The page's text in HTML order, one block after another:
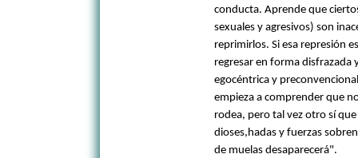
conducta. Aprende que
sexuales y agresivos) son
reprimirlos. Si esa represión
regresar en forma disfrazada
egocéntrica y
empieza a comprender que
rodea, pero tal vez otro sí
dioses,hadas y fuerzas
de muelas desaparecerá".